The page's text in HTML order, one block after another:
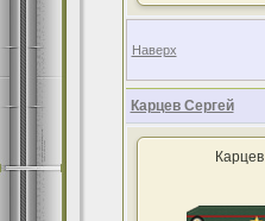
Наверх
Карцев Сергей
Карцев